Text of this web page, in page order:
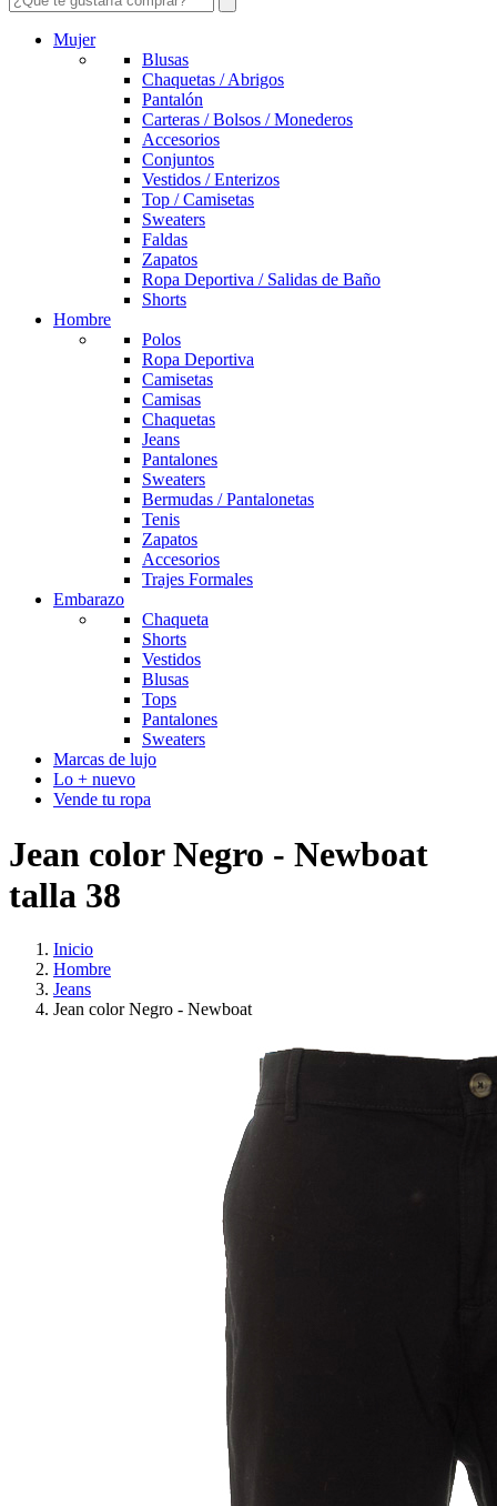
Mujer
Blusas
Chaquetas / Abrigos
Pantalón
Carteras / Bolsos / Monederos
Accesorios
Conjuntos
Vestidos / Enterizos
Top / Camisetas
Sweaters
Faldas
Zapatos
Ropa Deportiva / Salidas de Baño
Shorts
Hombre
Polos
Ropa Deportiva
Camisetas
Camisas
Chaquetas
Jeans
Pantalones
Sweaters
Bermudas / Pantalonetas
Tenis
Zapatos
Accesorios
Trajes Formales
Embarazo
Chaqueta
Shorts
Vestidos
Blusas
Tops
Pantalones
Sweaters
Marcas de lujo
Lo + nuevo
Vende tu ropa
Jean color Negro - Newboat
talla 38
Inicio
Hombre
Jeans
Jean color Negro - Newboat